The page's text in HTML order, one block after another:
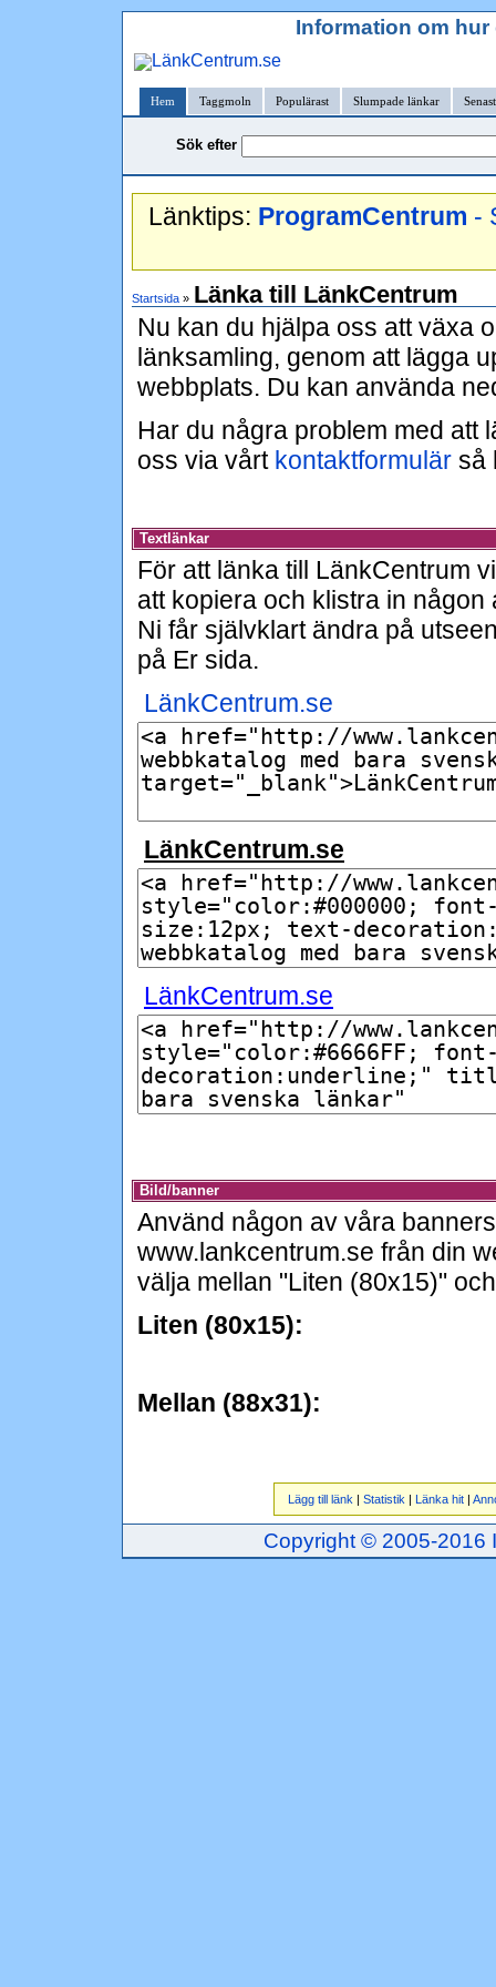
Information om
Hem Taggmoln Populärast Slumpade länkar
Sök efter
Länktips: ProgramCentrum -
Startsida » Länka till LänkCentrum
Nu kan du hjälpa oss att växa
länksamling, genom att lägga
webbplats. Du kan använda
Har du några problem med att
oss via vårt kontaktformulär så
Textlänkar
För att länka till LänkCentrum
att kopiera och klistra in
Ni får självklart ändra på
på Er sida.
LänkCentrum.se
LänkCentrum.se
LänkCentrum.se
Bild/banner
Använd någon av våra
www.lankcentrum.se från din
välja mellan "Liten (80x15)"
Liten (80x15):
Mellan (88x31):
Lägg till länk | Statistik | Länka hit|
Copyright © 2005-2016